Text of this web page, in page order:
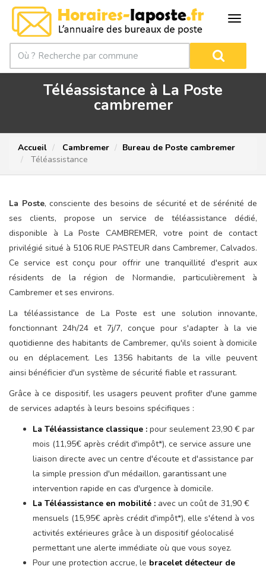
Téléassistance à La Poste
cambremer
Accueil Cambremer
Bureau de Poste cambremer
Téléassistance
La Poste, consciente des besoins de sécurité et de sérénité de
ses clients, propose un service de téléassistance dédié,
disponible à La Poste CAMBREMER, votre point de contact
privilégié situé à 5106 RUE PASTEUR dans Cambremer, Calvados.
Ce service est conçu pour offrir une tranquillité d'esprit aux
résidents de la région de Normandie, particulièrement à
Cambremer et ses environs.
La téléassistance de La Poste est une solution innovante,
fonctionnant 24h/24 et 7j/7, conçue pour s'adapter à la vie
quotidienne des habitants de Cambremer, qu'ils soient à domicile
ou en déplacement. Les 1356 habitants de la ville peuvent
ainsi bénéficier d'un système de sécurité fiable et rassurant.
Grâce à ce dispositif, les usagers peuvent profiter d'une gamme
de services adaptés à leurs besoins spécifiques :
La Téléassistance classique : pour seulement 23,90 € par
mois (11,95€ après crédit d'impôt*), ce service assure une
liaison directe avec un centre d'écoute et d'assistance par
la simple pression d'un médaillon, garantissant une
intervention rapide en cas d'urgence à domicile.
La Téléassistance en mobilité : avec un coût de 31,90 €
mensuels (15,95€ après crédit d'impôt*), elle s'étend à vos
activités extérieures grâce à un dispositif géolocalisé
permettant une alerte immédiate où que vous soyez.
Pour une protection accrue, le bracelet détecteur de